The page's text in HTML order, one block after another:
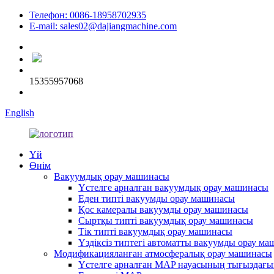
Телефон: 0086-18958702935
E-mail: sales02@dajiangmachine.com
15355957068
English
Үй
Өнім
Вакуумдық орау машинасы
Үстелге арналған вакуумдық орау машинасы
Еден типті вакуумды орау машинасы
Қос камералы вакуумды орау машинасы
Сыртқы типті вакуумдық орау машинасы
Тік типті вакуумдық орау машинасы
Үздіксіз типтегі автоматты вакуумды орау
Модификацияланған атмосфералық орау машинасы
Үстелге арналған MAP науасының